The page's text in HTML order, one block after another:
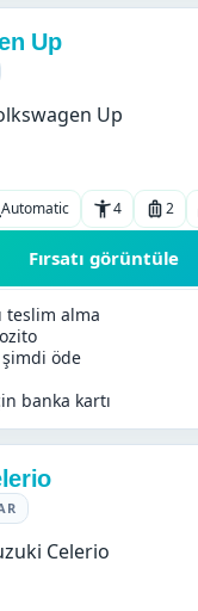
Up
Automatic 4 2
Fırsatı görüntüle
teslim alma
şimdi öde
banka kartı